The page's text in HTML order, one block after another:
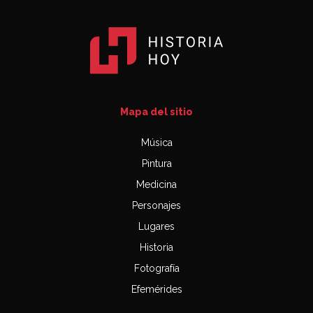
Mapa del sitio
Música
Pintura
Medicina
Personajes
Lugares
Historia
Fotografía
Efemérides